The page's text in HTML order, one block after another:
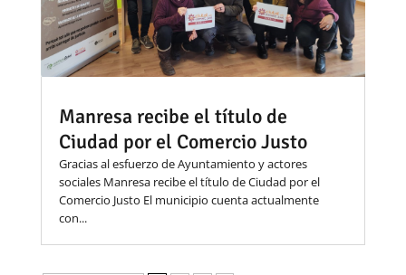
Manresa recibe el título de
Ciudad por el Comercio Justo
Gracias al esfuerzo de Ayuntamiento y actores
sociales Manresa recibe el título de Ciudad por el
Comercio Justo El municipio cuenta actualmente
con...